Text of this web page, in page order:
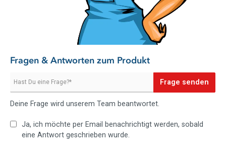
Fragen & Antworten zum Produkt
Frage senden
Deine Frage wird unserem Team beantwortet.
Ja, ich möchte per Email benachrichtigt werden, sobald
eine Antwort geschrieben wurde.